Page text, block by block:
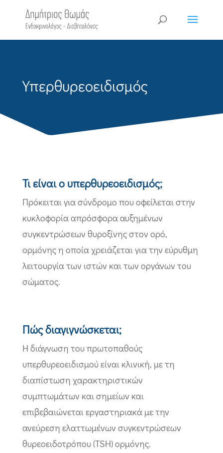
Υπερθυρεοειδισμός
Τι είναι ο υπερθυρεοειδισμός;
Πρόκειται για σύνδρομο που οφείλεται στην
κυκλοφορία απρόσφορα αυξημένων
συγκεντρώσεων θυροξίνης στον ορό,
ορμόνης η οποία χρειάζεται για την εύρυθμη
λειτουργία των ιστών και των οργάνων του
σώματος.
Πώς διαγιγνώσκεται;
Η διάγνωση του πρωτοπαθούς
υπερθυρεοειδισμού είναι κλινική, με τη
διαπίστωση χαρακτηριστικών
συμπτωμάτων και σημείων και
επιβεβαιώνεται εργαστηριακά με την
ανεύρεση ελαττωμένων συγκεντρώσεων
θυρεοειδοτρόπου (TSH) ορμόνης.